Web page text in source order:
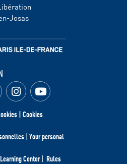
Josas
| Cookies
| Your personal
Center| Rules